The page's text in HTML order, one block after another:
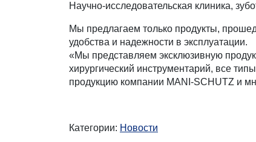
Научно-исследовательская клиника,
Мы предлагаем только продукты,
удобства и надежности в эксплуатации.
«Мы представляем эксклюзивную
хирургический инструментарий, все
продукцию компании MANI-SCHUTZ и
Категории: Новости